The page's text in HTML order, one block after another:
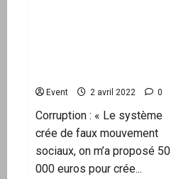
Event 2 avril 2022 0
Corruption : « Le système
crée de faux mouvement
sociaux, on m’a proposé 50
000 euros pour crée...